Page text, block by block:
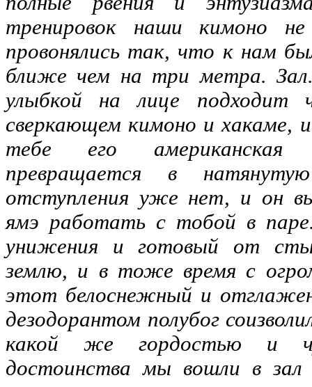
тренировок наши кимоно
провонялись так, что к нам
ближе чем на три метра.
улыбкой на лице подходит
сверкающем кимоно и хакаме,
тебе его американская
превращается в
отступления уже нет, и он
ямэ работать с тобой в
унижения и готовый от
землю, и в тоже время с
этот белоснежный и
дезодорантом полубог
какой же гордостью и
достоинства мы вошли в